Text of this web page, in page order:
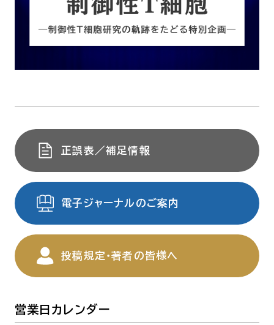
特別増刊号
正誤表／補足情報
電子ジャーナルのご案内
投稿規定・著者の皆様へ
営業日カレンダー